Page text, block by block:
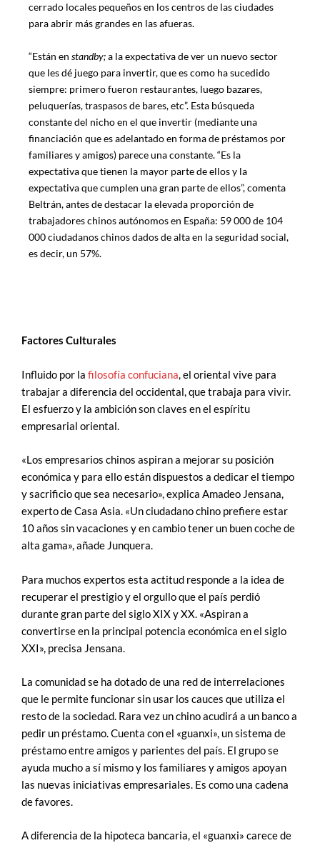
cerrado locales pequeños en los centros de las ciudades
para abrir más grandes en las afueras.
“Están en standby;a la expectativa de ver un nuevo sector
que les dé juego para invertir, que es como ha sucedido
siempre: primero fueron restaurantes, luego bazares,
peluquerías, traspasos de bares, etc”. Esta búsqueda
constante del nicho en el que invertir (mediante una
financiación que es adelantado en forma de préstamos por
familiares y amigos) parece una constante. “Es la
expectativa que tienen la mayor parte de ellos y la
expectativa que cumplen una gran parte de ellos”, comenta
Beltrán, antes de destacar la elevada proporción de
trabajadores chinos autónomos en España: 59 000 de 104
000 ciudadanos chinos dados de alta en la seguridad social,
es decir, un 57%.
Factores Culturales
Influido por la filosofía confuciana, el oriental vive para
trabajar a diferencia del occidental, que trabaja para vivir.
El esfuerzo y la ambición son claves en el espíritu
empresarial oriental.
«Los empresarios chinos aspiran a mejorar su posición
económica y para ello están dispuestos a dedicar el tiempo
y sacrificio que sea necesario», explica Amadeo Jensana,
experto de Casa Asia. «Un ciudadano chino prefiere estar
10 años sin vacaciones y en cambio tener un buen coche de
alta gama», añade Junquera.
Para muchos expertos esta actitud responde a la idea de
recuperar el prestigio y el orgullo que el país perdió
durante gran parte del siglo XIX y XX. «Aspiran a
convertirse en la principal potencia económica en el siglo
XXI», precisa Jensana.
La comunidad se ha dotado de una red de interrelaciones
que le permite funcionar sin usar los cauces que utiliza el
resto de la sociedad. Rara vez un chino acudirá a un banco a
pedir un préstamo. Cuenta con el «guanxi», un sistema de
préstamo entre amigos y parientes del país. El grupo se
ayuda mucho a sí mismo y los familiares y amigos apoyan
las nuevas iniciativas empresariales. Es como una cadena
de favores.
A diferencia de la hipoteca bancaria, el «guanxi» carece de